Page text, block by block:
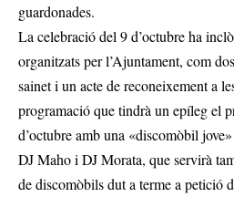
guardonades.
La celebració del 9 d’octubre ha
organitzats per l’Ajuntament, com
sainet i un acte de reconeixement a
programació que tindrà un epíleg el
d’octubre amb una «discomòbil
DJ Maho i DJ Morata, que servirà
de discomòbils dut a terme a petició